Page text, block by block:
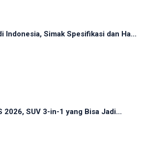
Indonesia, Simak Spesifikasi dan Ha...
SUV 3-in-1 yang Bisa Jadi...